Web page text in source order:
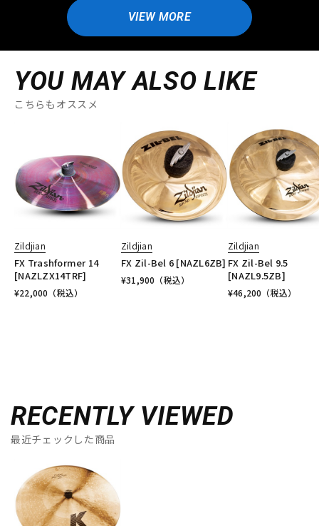
VIEW MORE
YOU MAY ALSO LIKE
こちらもオススメ
Zildjian
FX Trashformer 14
[NAZLZX14TRF]
¥22,000 （税込）
Zildjian
FX Zil-Bel 6 [NAZL6ZB]
¥31,900 （税込）
Zildjian
FX Zil-Bel 9.5
[NAZL9.5ZB]
¥46,200 （税込）
RECENTLY VIEWED
最近チェックした商品